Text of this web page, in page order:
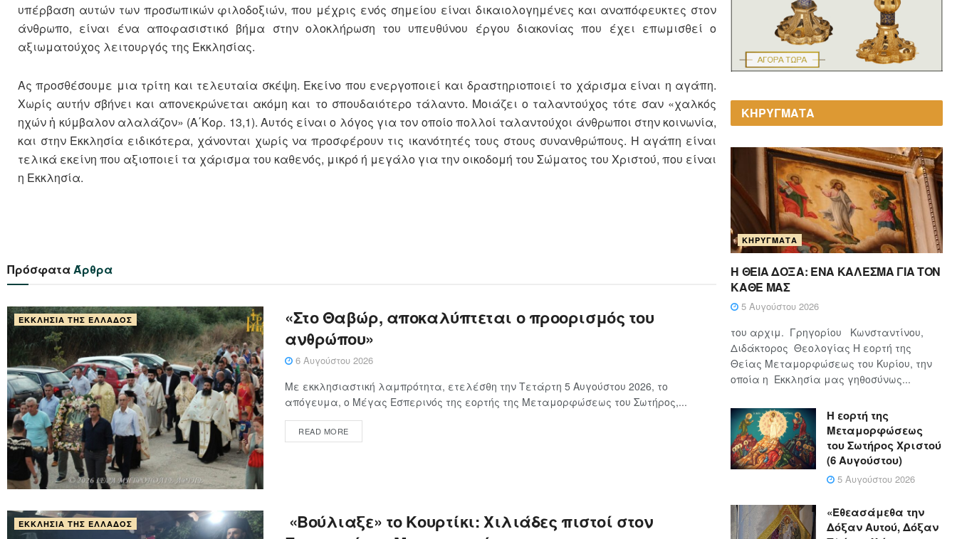
υπέρβαση αυτών των προσωπικών φιλοδοξιών, που μέχρις ενός σημείου είναι δικαιολογημένες και αναπόφευκτες στον
άνθρωπο, είναι ένα αποφασιστικό βήμα στην ολοκλήρωση του υπευθύνου έργου διακονίας που έχει επωμισθεί ο
αξιωματούχος λειτουργός της Εκκλησίας.
Ας προσθέσουμε μια τρίτη και τελευταία σκέψη. Εκείνο που ενεργοποιεί και δραστηριοποιεί το χάρισμα είναι η αγάπη.
Χωρίς αυτήν σβήνει και απονεκρώνεται ακόμη και το σπουδαιότερο τάλαντο. Μοιάζει ο ταλαντούχος τότε σαν «χαλκός
ηχών ἠ κύμβαλον αλαλάζον» (Α΄Κορ. 13,1). Αυτός είναι ο λόγος για τον οποίο πολλοί ταλαντούχοι άνθρωποι στην κοινωνία,
και στην Εκκλησία ειδικότερα, χάνονται χωρίς να προσφέρουν τις ικανότητές τους στους συνανθρώπους. Η αγάπη είναι
τελικά εκείνη που αξιοποιεί τα χάρισμα του καθενός, μικρό ή μεγάλο για την οικοδομή του Σώματος του Χριστού, που είναι
η Εκκλησία.
ΠρόσφαταΆρθρα
ΕΚΚΛΗΣΊΑ ΤΗΣ ΕΛΛΆΔΟΣ
«Στο Θαβώρ, αποκαλύπτεται ο προορισμός του
ανθρώπου»
6 Αυγούστου 2026
Με εκκλησιαστική λαμπρότητα, ετελέσθη την Τετάρτη 5 Αυγούστου 2026, το
απόγευμα, ο Μέγας Εσπερινός της εορτής της Μεταμορφώσεως του Σωτήρος,...
READ MORE
ΕΚΚΛΗΣΊΑ ΤΗΣ ΕΛΛΆΔΟΣ
«Βούλιαξε» το Κουρτίκι: Χιλιάδες πιστοί στον
ΚΗΡΥΓΜΑΤΑ
ΚΗΡΎΓΜΑΤΑ
Η ΘΕΙΑ ΔΟΞΑ: ΈΝΑ ΚΑΛΕΣΜΑ ΓΙΑ ΤΟΝ
ΚΑΘΕ ΜΑΣ
5 Αυγούστου 2026
του αρχιμ. Γρηγορίου Κωνσταντίνου,
Διδάκτορος Θεολογίας Η εορτή της
Θείας Μεταμορφώσεως του Κυρίου, την
οποία η Εκκλησία μας γηθοσύνως...
Η εορτή της
Μεταμορφώσεως
του Σωτήρος Χριστού
(6 Αυγούστου)
5 Αυγούστου 2026
«Εθεασάμεθα την
Δόξαν Αυτού, Δόξαν